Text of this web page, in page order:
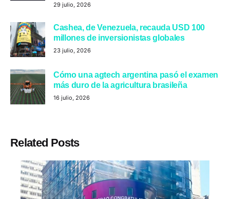
29 julio, 2026
Cashea, de Venezuela, recauda USD 100
millones de inversionistas globales
23 julio, 2026
Cómo una agtech argentina pasó el examen
más duro de la agricultura brasileña
16 julio, 2026
Related Posts